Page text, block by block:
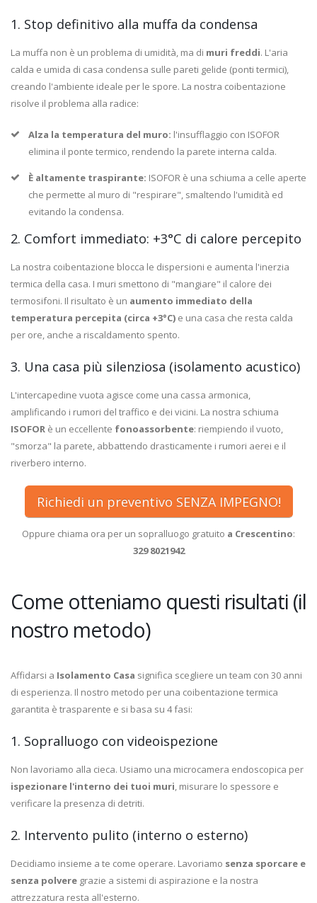
1. Stop definitivo alla muffa da condensa
La muffa non è un problema di umidità, ma di muri freddi. L'aria
calda e umida di casa condensa sulle pareti gelide (ponti termici),
creando l'ambiente ideale per le spore. La nostra coibentazione
risolve il problema alla radice:
Alza la temperatura del muro: l'insufflaggio con ISOFOR
elimina il ponte termico, rendendo la parete interna calda.
È altamente traspirante: ISOFOR è una schiuma a celle aperte
che permette al muro di "respirare", smaltendo l'umidità ed
evitando la condensa.
2. Comfort immediato: +3°C di calore percepito
La nostra coibentazione blocca le dispersioni e aumenta l'inerzia
termica della casa. I muri smettono di "mangiare" il calore dei
termosifoni. Il risultato è un aumento immediato della
temperatura percepita (circa +3°C) e una casa che resta calda
per ore, anche a riscaldamento spento.
3. Una casa più silenziosa (isolamento acustico)
L'intercapedine vuota agisce come una cassa armonica,
amplificando i rumori del traffico e dei vicini. La nostra schiuma
ISOFOR è un eccellente fonoassorbente: riempiendo il vuoto,
"smorza" la parete, abbattendo drasticamente i rumori aerei e il
riverbero interno.
Richiedi un preventivo SENZA IMPEGNO!
Oppure chiama ora per un sopralluogo gratuito a Crescentino:
329 8021942
Come otteniamo questi risultati (il
nostro metodo)
Affidarsi a Isolamento Casa significa scegliere un team con 30 anni
di esperienza. Il nostro metodo per una coibentazione termica
garantita è trasparente e si basa su 4 fasi:
1. Sopralluogo con videoispezione
Non lavoriamo alla cieca. Usiamo una microcamera endoscopica per
ispezionare l'interno dei tuoi muri, misurare lo spessore e
verificare la presenza di detriti.
2. Intervento pulito (interno o esterno)
Decidiamo insieme a te come operare. Lavoriamo senza sporcare e
senza polvere grazie a sistemi di aspirazione e la nostra
attrezzatura resta all'esterno.